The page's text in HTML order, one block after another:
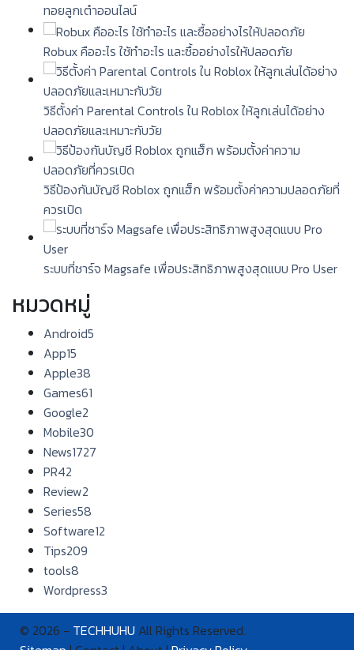
ทอยลูกเต๋าออนไลน์
Robux คืออะไร ใช้ทำอะไร และซื้ออย่างไรให้ปลอดภัย
วิธีตั้งค่า Parental Controls ใน Roblox ให้ลูกเล่นได้อย่าง
ปลอดภัยและเหมาะกับวัย
วิธีป้องกันบัญชี Roblox ถูกแฮ็ก พร้อมตั้งค่าความปลอดภัยที่
ควรเปิด
ระบบที่ชาร์จ Magsafe เพื่อประสิทธิภาพสูงสุดแบบ Pro User
หมวดหมู่
Android5
App15
Apple38
Games61
Google2
Mobile30
News1727
PR42
Review2
Series58
Software12
Tips209
tools8
Wordpress3
© 2026 - TECHHUHU All Rights Reserved.